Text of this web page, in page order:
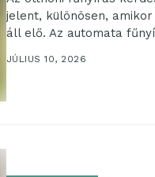
jelent, különösen,
áll elő. Az automata
JÚLIUS 10, 2026